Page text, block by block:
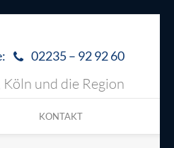
02235 – 92 92 60
und die Region
KONTAKT